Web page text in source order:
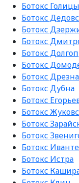
Ботокс
Ботокс
Ботокс
Ботокс
Ботокс
Ботокс
Ботокс Дрезна
Ботокс Дубна
Ботокс
Ботокс
Ботокс
Ботокс
Ботокс
Ботокс Истра
Ботокс